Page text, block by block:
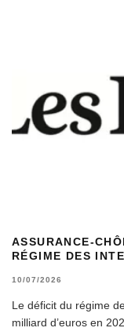
ASSURANCE-
RÉGIME DES
10/07/2026
Le déficit du régime
milliard d’euros en